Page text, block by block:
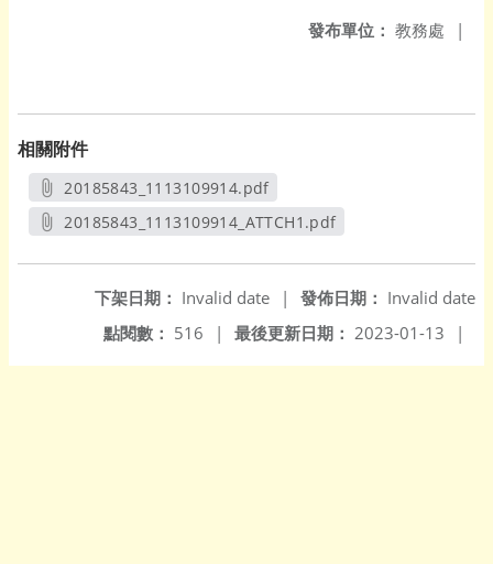
發布單位： 教務處 |
相關附件
20185843_1113109914.pdf
另開新視窗
20185843_1113109914_ATTCH1.pdf
發佈日期： Invalid date
下架日期： Invalid date
|
最後更新日期： 2023-01-13 |
點閱數： 516 |